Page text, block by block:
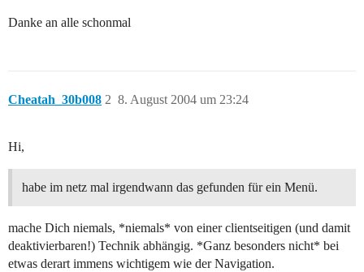
Danke an alle schonmal
Cheatah_30b008 8. August 2004 um 23:24
2
Hi,
habe im netz mal irgendwann das gefunden für ein Menü.
mache Dich niemals, *niemals* von einer clientseitigen (und damit
deaktivierbaren!) Technik abhängig. *Ganz besonders nicht* bei
etwas derart immens wichtigem wie der Navigation.